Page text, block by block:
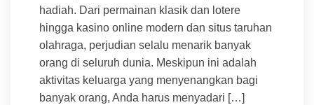
hadiah. Dari permainan klasik dan lotere
hingga kasino online modern dan situs taruhan
olahraga, perjudian selalu menarik banyak
orang di seluruh dunia. Meskipun ini adalah
aktivitas keluarga yang menyenangkan bagi
banyak orang, Anda harus menyadari […]